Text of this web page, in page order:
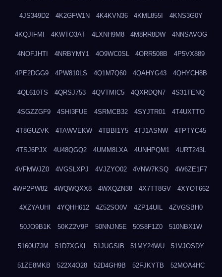
4JS349D2 4K2GFW1N 4K4KVN36 4KML855I 4KNS3G0Y
4KQJIFMI 4KWTO3AT 4LXNH9M8 4M8RR8DW 4NNSAVOG
4NOFJHTI 4NRBYMY1 4O9WC0SL 4ORR508B 4P5VX889
4PE2DGG9 4PW810LS 4Q1M7Q60 4QAHYG43 4QHYCH8B
4QL610TS 4QRSJ753 4QVTMIC5 4QXRDQN7 4S31TENQ
4SGZZGF9 4SHI3FUE 4SRMCB32 4SYJTR01 4T4UXTTO
4T8GUZVK 4TAWVEKW 4TBBI1Y5 4TJ1ASNW 4TPTYC45
4TSJ6PJX 4U48QGQ2 4UMM8LXA 4UNHPQM1 4URT243L
4VFMWJZ0 4VGSLXPJ 4VJZYO02 4VNW7KSQ 4W6ZE1F7
4WP2PW82 4WQWQXX8 4WXQZN38 4X7TT8GV 4XYOT662
4XZYAUHI 4YQHH612 4Z52SO0V 4ZP14UIL 4ZVGSBH0
50JO9B1K 50KZ2V9P 50NNJN5E 50S8F1Z0 510NBX1W
5160U7JM 51D7XGKL 51JUGSIB 51MY24WU 51VJOSDY
51ZE8MKB 522X4O28 52D4GH9B 52FJKYTB 52MOA4HC